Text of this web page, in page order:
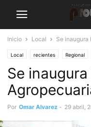
Inicio Local Se inaugura
Local recientes Regional
Se
Por Omar Alvarez - 29 abril,